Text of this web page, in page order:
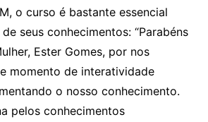
o curso é bastante essencial
seus conhecimentos: “Parabéns
Ester Gomes, por nos
momento de interatividade
o nosso conhecimento.
pelos conhecimentos